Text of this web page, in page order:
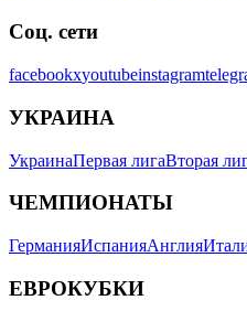
Соц. сети
facebookxyoutubeinstagram
УКРАИНА
УкраинаПервая лигаВторая
ЧЕМПИОНАТЫ
ГерманияИспанияАнглия
ЕВРОКУБКИ